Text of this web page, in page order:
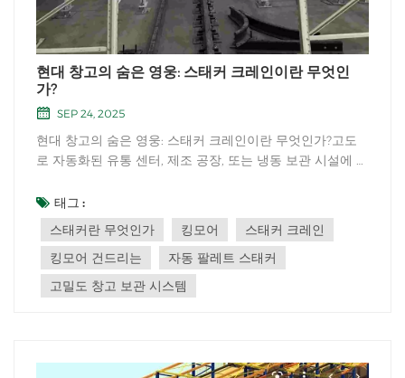
현대 창고의 숨은 영웅: 스태커 크레인이란 무엇인
가?
SEP 24, 2025
현대 창고의 숨은 영웅: 스태커 크레인이란 무엇인가?고도
로 자동화된 유통 센터, 제조 공장, 또는 냉동 보관 시설에 들
봇이 언론의 헤드라인을 장식하는 경우가 많지만, 이 교향곡
에서 가장 중요한 역할을 하는 로봇 중 하나는 종종 눈에 띄
지 않게 머리 위에서...
태그 :
스태커란 무엇인가
킹모어
스태커 크레인
킹모어 건드리는
자동 팔레트 스태커
고밀도 창고 보관 시스템